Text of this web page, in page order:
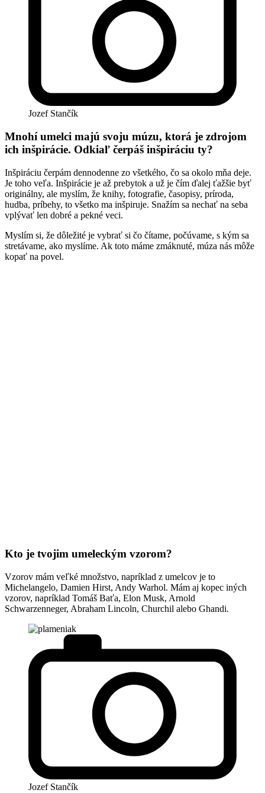
Jozef Stančík
Mnohí umelci majú svoju múzu, ktorá je zdrojom
ich inšpirácie. Odkiaľ čerpáš inšpiráciu ty?
Inšpiráciu čerpám dennodenne zo všetkého, čo sa okolo mňa deje.
Je toho veľa. Inšpirácie je až prebytok a už je čím ďalej ťažšie byť
originálny, ale myslím, že knihy, fotografie, časopisy, príroda,
hudba, príbehy, to všetko ma inšpiruje. Snažím sa nechať na seba
vplývať len dobré a pekné veci.
Myslím si, že dôležité je vybrať si čo čítame, počúvame, s kým sa
stretávame, ako myslíme. Ak toto máme zmáknuté, múza nás môže
kopať na povel.
Kto je tvojim umeleckým vzorom?
Vzorov mám veľké množstvo, napríklad z umelcov je to
Michelangelo, Damien Hirst, Andy Warhol. Mám aj kopec iných
vzorov, napríklad Tomáš Baťa, Elon Musk, Arnold
Schwarzenneger, Abraham Lincoln, Churchil alebo Ghandi.
Jozef Stančík